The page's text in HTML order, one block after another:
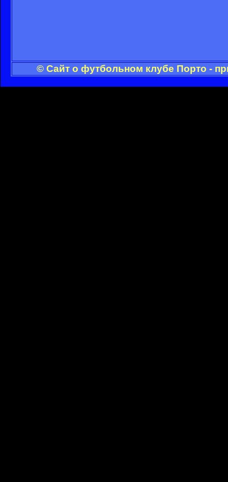
© Сайт о футбольном клубе Порто -